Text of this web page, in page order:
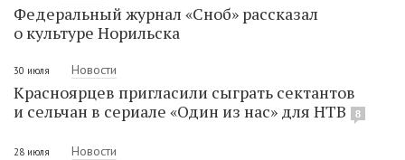
Федеральный журнал «Сноб» рассказал
о культуре Норильска
30 июля Новости
Красноярцев пригласили сыграть сектантов
и сельчан в сериале «Один из нас» для НТВ
8
28 июля Новости